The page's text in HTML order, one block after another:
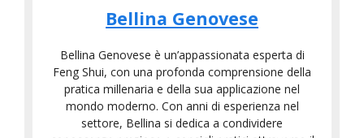
Bellina Genovese
Bellina Genovese è un’appassionata esperta di
Feng Shui, con una profonda comprensione della
pratica millenaria e della sua applicazione nel
mondo moderno. Con anni di esperienza nel
settore, Bellina si dedica a condividere
g
S
h
u
b
r
a
t
o
o
r
s
c
a
z
i
o